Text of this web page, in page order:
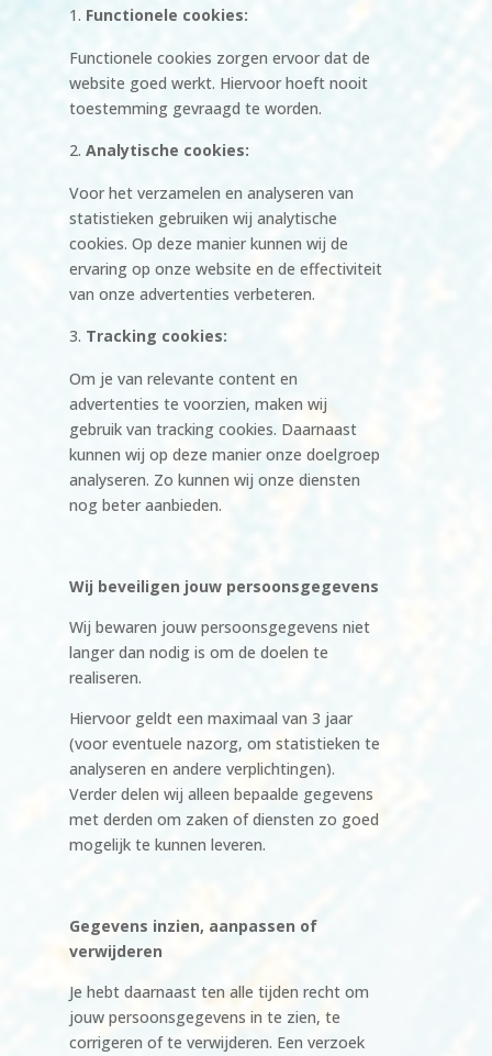
Functionele cookies:
Functionele cookies zorgen ervoor dat de
website goed werkt. Hiervoor hoeft nooit
toestemming gevraagd te worden.
Analytische cookies:
Voor het verzamelen en analyseren van
statistieken gebruiken wij analytische
cookies. Op deze manier kunnen wij de
ervaring op onze website en de effectiviteit
van onze advertenties verbeteren.
Tracking cookies:
Om je van relevante content en
advertenties te voorzien, maken wij
gebruik van tracking cookies. Daarnaast
kunnen wij op deze manier onze doelgroep
analyseren. Zo kunnen wij onze diensten
nog beter aanbieden.
Wij beveiligen jouw persoonsgegevens
Wij bewaren jouw persoonsgegevens niet
langer dan nodig is om de doelen te
realiseren.
Hiervoor geldt een maximaal van 3 jaar
(voor eventuele nazorg, om statistieken te
analyseren en andere verplichtingen).
Verder delen wij alleen bepaalde gegevens
met derden om zaken of diensten zo goed
mogelijk te kunnen leveren.
Gegevens inzien, aanpassen of
verwijderen
Je hebt daarnaast ten alle tijden recht om
jouw persoonsgegevens in te zien, te
corrigeren of te verwijderen. Een verzoek